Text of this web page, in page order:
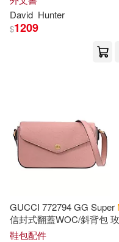
Hayes(28)
Publications
Anti-Christmas
Knock Knock(17)
SOURCE
Universal(17)
FANTAGIO
Capture, App Controls, and
Celestial Viewing
David Hunter
$1209
GUCCI 772794 GG Super
信封式翻蓋WOC/斜背包
粉
鞋包配件